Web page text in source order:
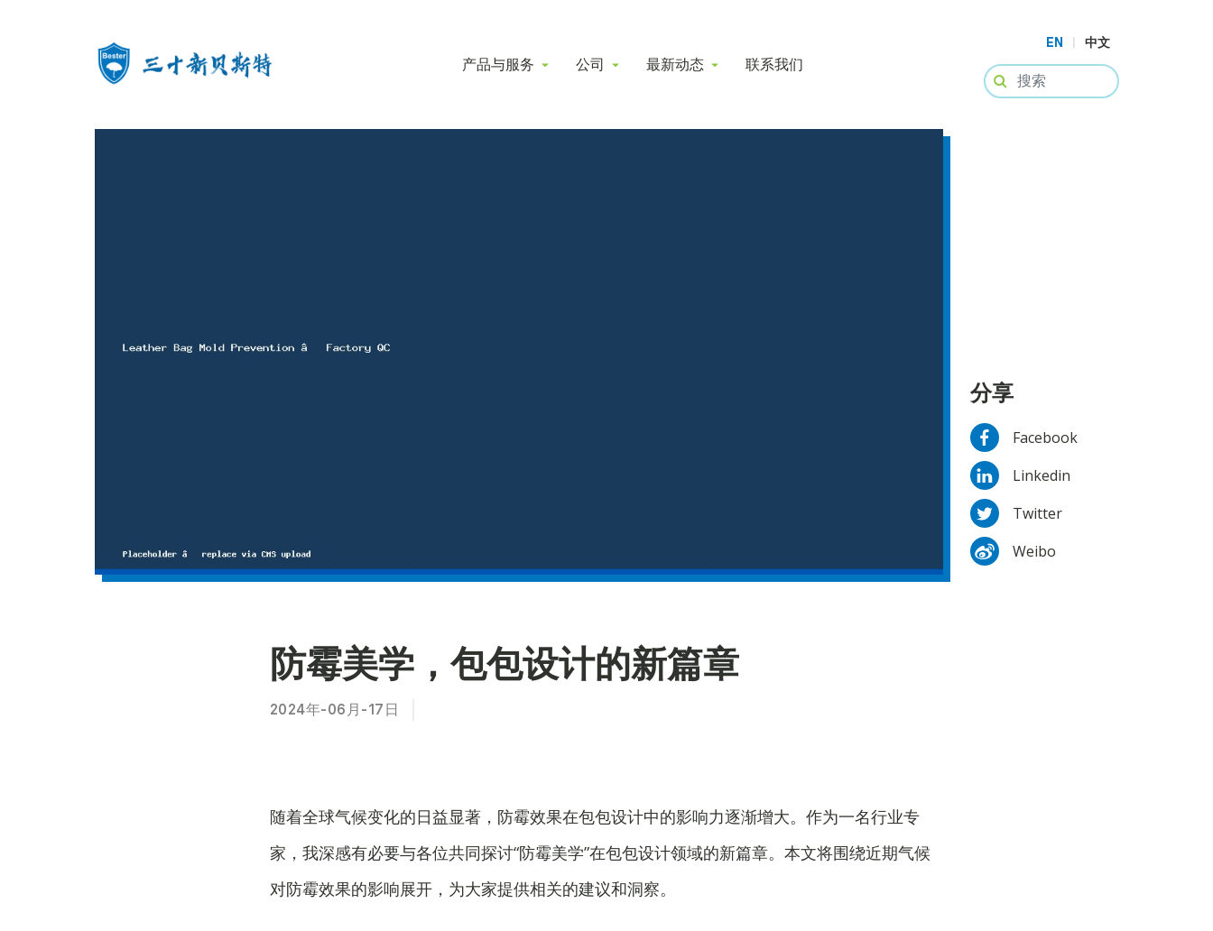
产品与服务 公司 最新动态 联系我们
EN 中文
分享
Facebook
Linkedin
Twitter
Weibo
防霉美学，包包设计的新篇章
2024年-06月-17日
随着全球气候变化的日益显著，防霉效果在包包设计中的影响力逐渐增大。作为一名行业专
家，我深感有必要与各位共同探讨“防霉美学”在包包设计领域的新篇章。本文将围绕近期气候
对防霉效果的影响展开，为大家提供相关的建议和洞察。